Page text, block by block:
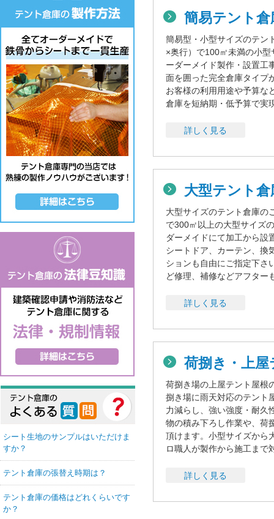
簡易テント倉
簡易型・小型サイズのテン
×奥行）で100㎡未満の小
ーダーメイド製作・設置工
面を囲った完全倉庫タイプ
お客様の利用用途や予算な
倉庫を短納期・低予算で実
詳しく見る
大型テント
大型サイズのテント倉庫の
で300㎡以上の大型サイズ
ダーメイドにて加工から設
シートドア、カーテン、換
ションも自由にご指定下さ
ど修理、補修などアフター
詳しく見る
荷捌き・上屋
荷捌き場の上屋テント屋根
捌き場に雨天対応のテント
力減らし、強い強度・耐久
物の積み下ろし作業や、荷
頂けます。小型サイズから
ロ職人が製作から施工まで
詳しく見る
シート生地のサンプルはいただけま
すか？
テント倉庫の張替え時期は？
テント倉庫の価格はどれくらいです
か？